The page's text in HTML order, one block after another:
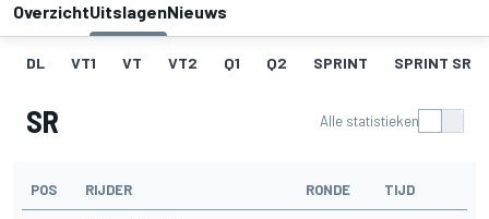
OverzichtUitslagenNieuws
DL VT1 VT VT2 Q1 Q2 SPRINT SPRINT SR
SR Alle statistieken
POS RIJDER RONDE TIJD